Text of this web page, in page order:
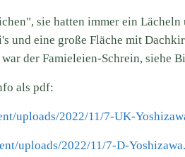
sie hatten immer ein Lächeln
und eine große Fläche mit
der Famieleien-Schrein, siehe
als pdf:
uploads/2022/11/7-UK-
uploads/2022/11/7-D-